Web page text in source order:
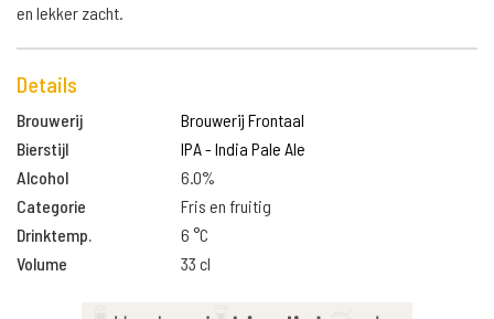
en lekker zacht.
Details
Brouwerij
Brouwerij Frontaal
Bierstijl
IPA - India Pale Ale
Alcohol
6.0%
Categorie
Fris en fruitig
Drinktemp.
6 °C
Volume
33 cl